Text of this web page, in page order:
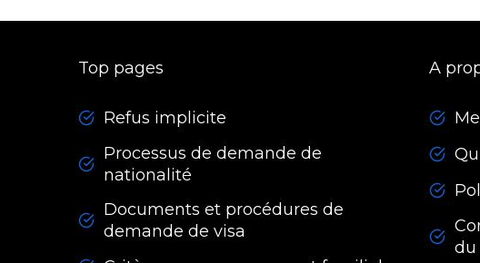
Top pages
Refus implicite
Processus de demande de
nationalité
Documents et procédures de
demande de visa
A
du